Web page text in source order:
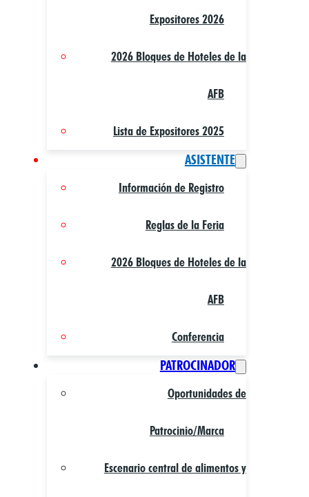
Expositores 2026
2026 Bloques de Hoteles de la
AFB
Lista de Expositores 2025
ASISTENTE
Información de Registro
Reglas de la Feria
2026 Bloques de Hoteles de la
AFB
Conferencia
PATROCINADOR
Oportunidades de
Patrocinio/Marca
Escenario central de alimentos y